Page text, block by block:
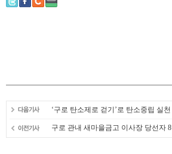
‘구로 탄소제로 걷기’로 탄소중립 실
구로 관내 새마을금고 이사장 당선자